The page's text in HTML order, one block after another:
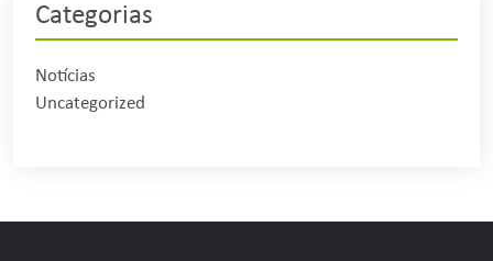
Categorias
Notícias
Uncategorized